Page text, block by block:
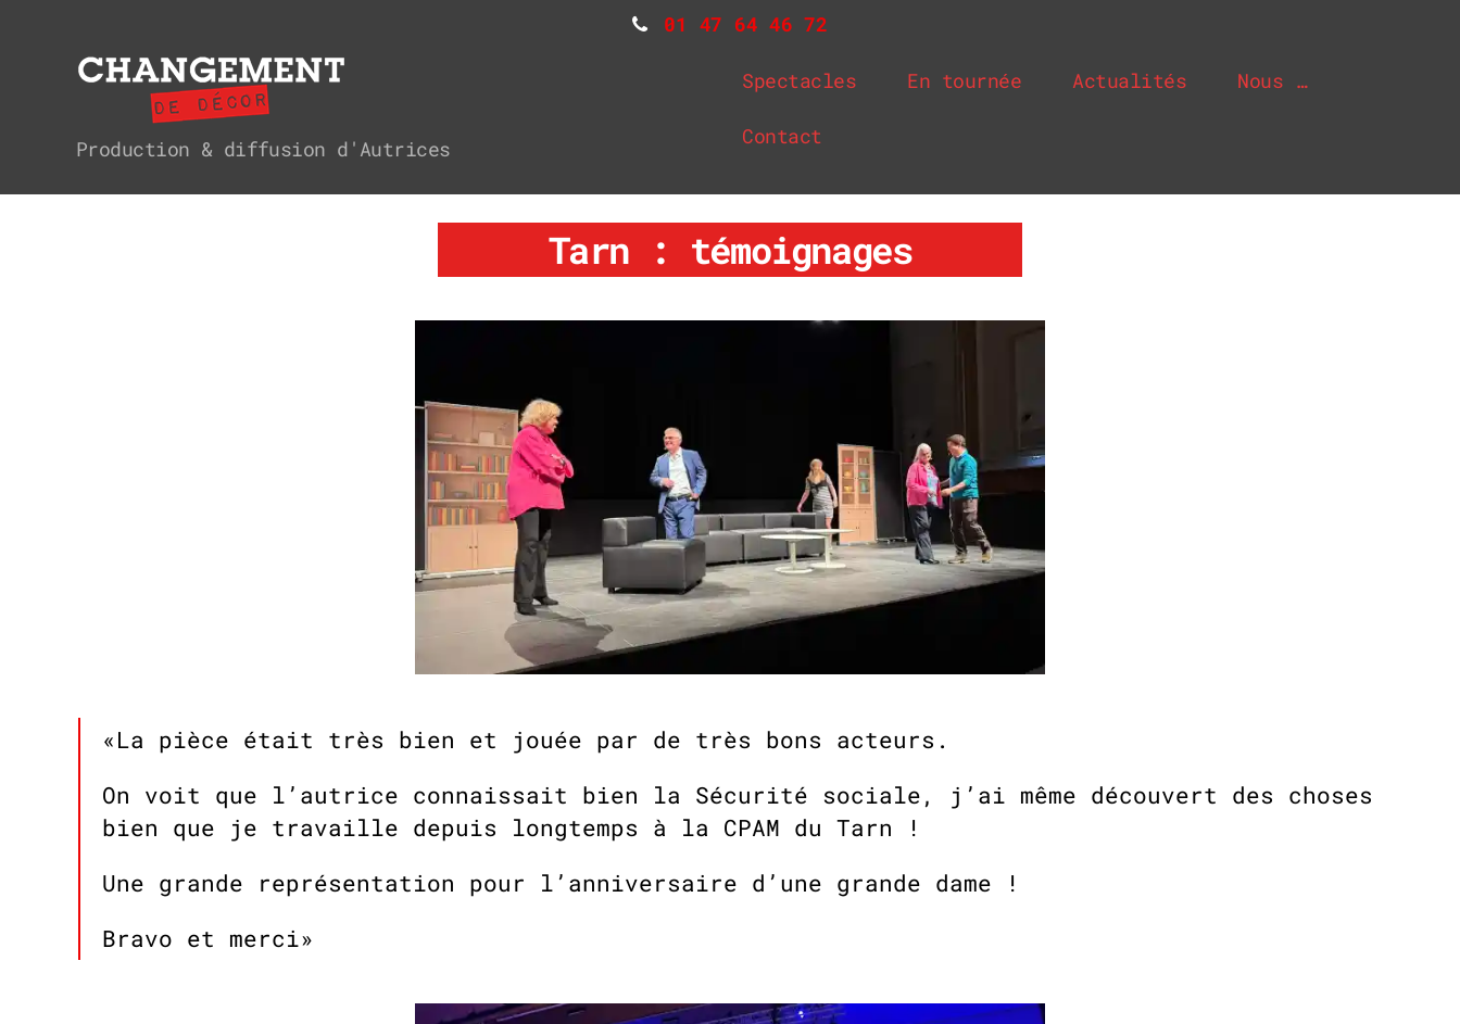
01 47 64 46 72
Changement
de
Production & diffusion d'Autrices
Spectacles En tournée Actualités Nous …
Contact
Tarn : témoignages
«La pièce était très bien et jouée par de très bons acteurs.
On voit que l’autrice connaissait bien la Sécurité sociale, j’ai même découvert des choses
bien que je travaille depuis longtemps à la CPAM du Tarn !
Une grande représentation pour l’anniversaire d’une grande dame !
Bravo et merci»